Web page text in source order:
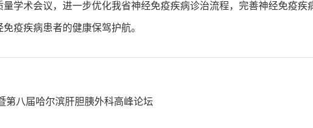
学术会议，进一步优化我省神经免疫疾病诊治流程，完善神经免疫
疫疾病患者的健康保驾护航。
第八届哈尔滨肝胆胰外科高峰论坛